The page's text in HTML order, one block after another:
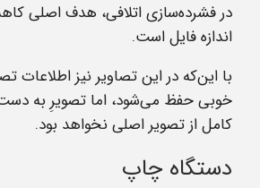
در فشرده‌سازی اتلافی، هدف اصلی
اندازه‌ فایل است.
با این‌که در این تصاویر نیز اطلاعات
خوبی حفظ می‌شود، اما تصویرِ به
کامل از تصویر اصلی نخواهد بود.
دستگاه چاپ